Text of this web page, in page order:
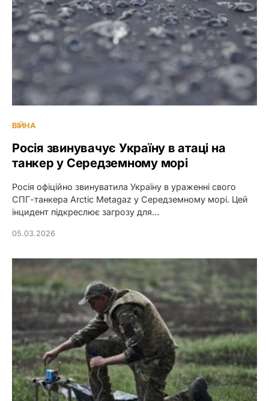
ВІЙНА
Росія звинувачує Україну в атаці на
танкер у Середземному морі
Росія офіційно звинуватила Україну в ураженні свого
СПГ-танкера Arctic Metagaz у Середземному морі. Цей
інцидент підкреслює загрозу для…
05.03.2026